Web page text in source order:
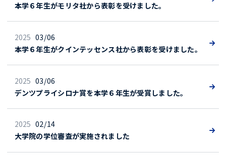
本学６年生がモリタ社から表彰を受けました。
2025 03/06
本学６年生がクインテッセンス社から表彰を受けました。
2025 03/06
デンツプライシロナ賞を本学６年生が受賞しました。
2025 02/14
大学院の学位審査が実施されました